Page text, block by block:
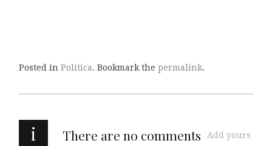
Posted in Política. Bookmark the permalink.
i There are no comments Add yours